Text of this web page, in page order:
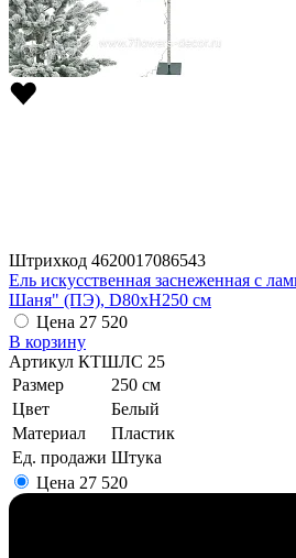
Штрихкод 4620017086543
Ель искусственная заснеженная с
Шаня" (ПЭ), D80xH250 см
Цена 27 520
В корзину
Артикул КТШЛС 25
Размер
250 см
Цвет
Белый
Материал
Пластик
Ед. продажи Штука
Цена 27 520